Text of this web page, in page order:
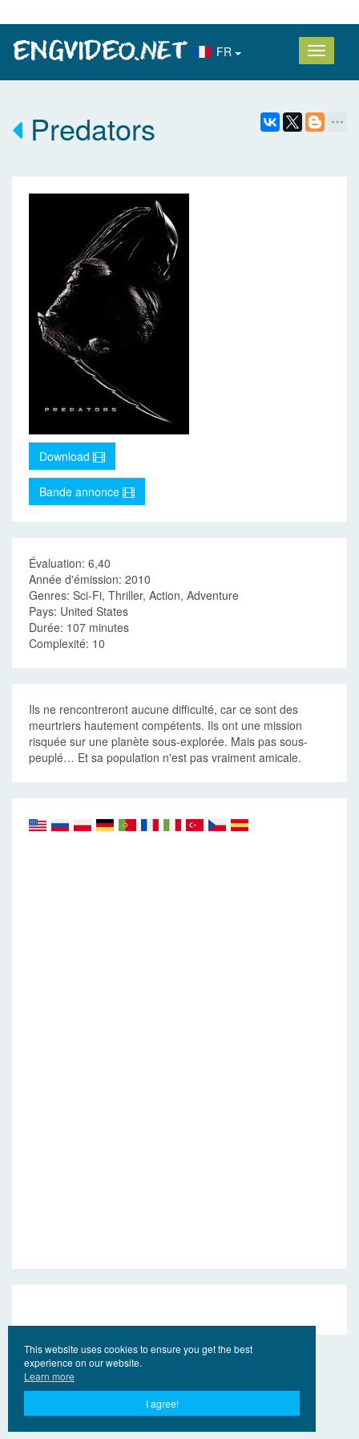
FR
Predators
Download
Bande annonce
Évaluation: 6,40
Année d'émission: 2010
Genres: Sci-Fi, Thriller, Action, Adventure
Pays: United States
Durée: 107 minutes
Complexité: 10
Ils ne rencontreront aucune difficulté, car ce sont des
meurtriers hautement compétents. Ils ont une mission
risquée sur une planète sous-explorée. Mais pas sous-
peuplé… Et sa population n'est pas vraiment amicale.
This website uses cookies to ensure you get the best
experience on our website.
Learn more
I agree!